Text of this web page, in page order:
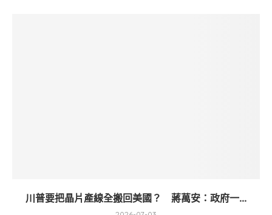
川普要把晶片產線全搬回美國？ 蔣萬安：政府一...